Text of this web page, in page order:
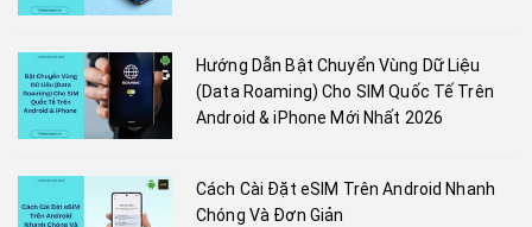
Hướng Dẫn Bật Chuyển Vùng Dữ Liệu
(Data Roaming) Cho SIM Quốc Tế Trên
Android & iPhone Mới Nhất 2026
Cách Cài Đặt eSIM Trên Android Nhanh
Chóng Và Đơn Giản